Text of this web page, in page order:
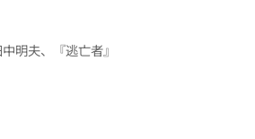
明夫、『逃亡者』